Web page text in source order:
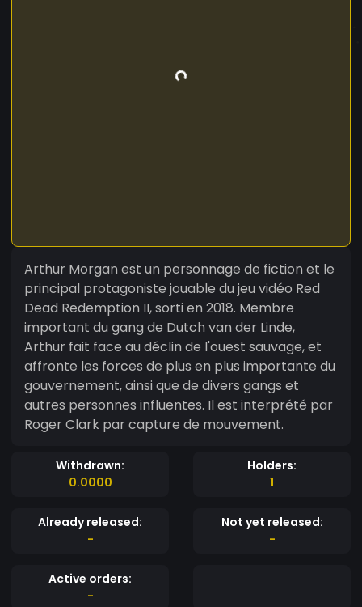
Arthur Morgan est un personnage de fiction et le
principal protagoniste jouable du jeu vidéo Red
Dead Redemption II, sorti en 2018. Membre
important du gang de Dutch van der Linde,
Arthur fait face au déclin de l'ouest sauvage, et
affronte les forces de plus en plus importante du
gouvernement, ainsi que de divers gangs et
autres personnes influentes. Il est interprété par
Roger Clark par capture de mouvement.
Withdrawn:
0.0000
Holders:
1
Already released:
-
Not yet released:
-
Active orders:
-